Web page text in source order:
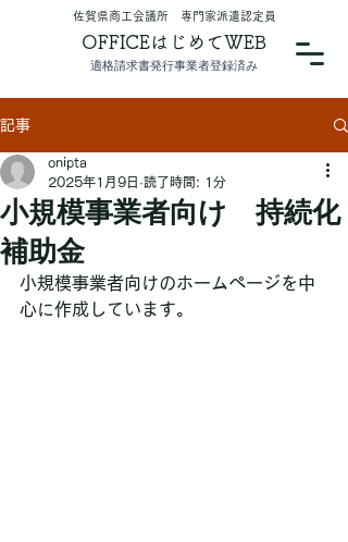
OFFICEはじめてWEB
​佐賀県商工会議所 専門家派遣認定員
適格請求書発行事業者登録済み
記事
小規模事業者向け 持続化
補助金
onipta
2025年1月9日 読了時間: 1分
小規模事業者向けのホームページを中
心に作成しています。